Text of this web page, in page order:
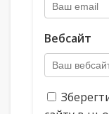
Вебсайт